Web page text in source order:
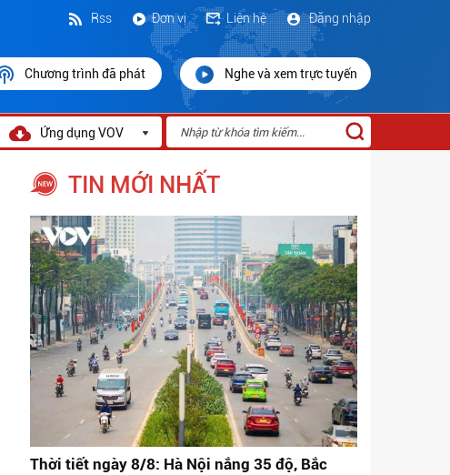
Đăng nhập
Liên hệ
Đơn vị
Rss
Chương trình đã phát Nghe và xem trực tuyến
Ứng dụng VOV
TIN MỚI NHẤT
Thời tiết ngày 8/8: Hà Nội nắng 35 độ, Bắc